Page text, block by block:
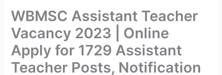
WBMSC Assistant Teacher
Vacancy 2023 | Online
Apply for 1729 Assistant
Teacher Posts, Notification